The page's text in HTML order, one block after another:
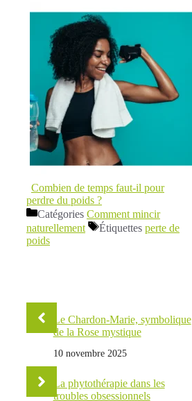
Combien de temps faut-il pour
perdre du poids ?
Catégories Comment mincir
naturellement
Étiquettes perte de
poids
Le Chardon-Marie, symbolique
de la Rose mystique
10 novembre 2025
La phytothérapie dans les
troubles obsessionnels